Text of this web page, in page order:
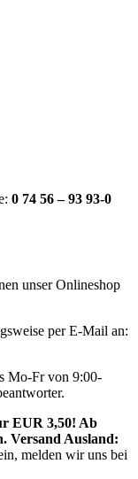
0 74 56 – 93 93-0
unser Onlineshop
per E-Mail an:
Mo-Fr von 9:00-
EUR 3,50! Ab
Versand Ausland:
melden wir uns bei